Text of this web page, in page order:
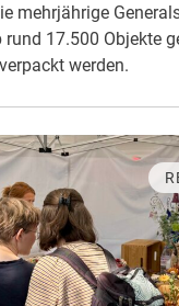
mehrjährige
17.500 Objekte
werden.